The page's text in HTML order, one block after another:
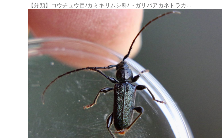
【分類】コウチュウ目/カミキリムシ科/トガリバアカネトラカ…